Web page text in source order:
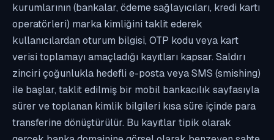
kurumlarının (bankalar, ödeme sağlayıcıları, kredi kartı
operatörleri) marka kimliğini taklit ederek
kullanıcılardan oturum bilgisi, OTP kodu veya kart
verisi toplamayı amaçladığı kayıtları kapsar. Saldırı
zinciri çoğunlukla hedefli e-posta veya SMS (smishing)
ile başlar, taklit edilmiş bir mobil bankacılık sayfasıyla
sürer ve toplanan kimlik bilgileri kısa süre içinde para
transferine dönüştürülür. Bu kayıtlar tipik olarak